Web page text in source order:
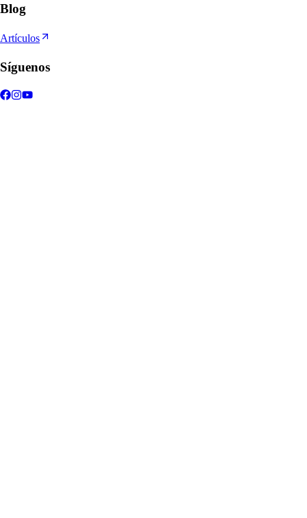
Blog
Artículos
Síguenos